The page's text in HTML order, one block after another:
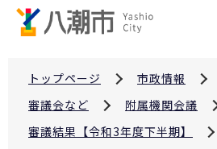
トップページ 市政情報
審議会など
附属機関会議
審議結果【令和3年度下半期】